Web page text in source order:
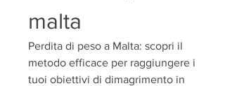
malta
Perdita di peso a Malta: scopri il
metodo efficace per raggiungere i
tuoi obiettivi di dimagrimento in